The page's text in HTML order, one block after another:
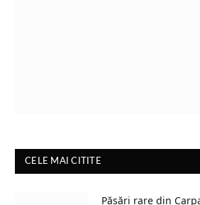
CELE MAI CITITE
Păsări rare din